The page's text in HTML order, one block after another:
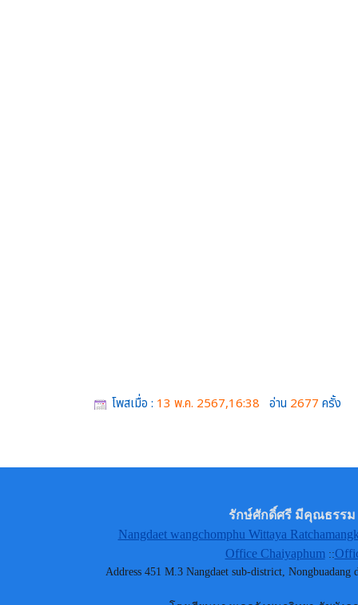
โพสเมื่อ : 13 พ.ค. 2567,16:38 อ่าน 2677 ครั้ง
รักษ์ศักดิ์ศรี มีคุณธรรม
Nangdaet wangchomphu Wittaya
Office Chaiyaphum::
Address 451 M.3 Nangdaet sub-district,